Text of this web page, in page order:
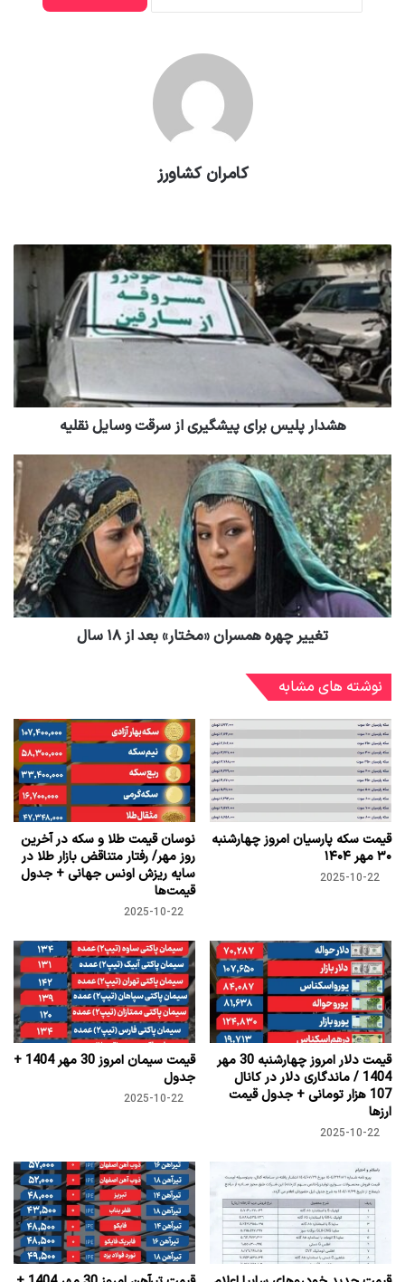
کامران کشاورز
هشدار پلیس برای پیشگیری از سرقت وسایل نقلیه
تغییر چهره همسران «مختار» بعد از ۱۸ سال
نوشته های مشابه
قیمت سکه پارسیان امروز چهارشنبه
۳۰ مهر ۱۴۰۴
2025-10-22
نوسان قیمت طلا و سکه در آخرین
روز مهر/ رفتار متناقض بازار طلا در
سایه ریزش اونس جهانی + جدول
قیمت‌ها
2025-10-22
قیمت دلار امروز چهارشنبه 30 مهر
1404 / ماندگاری دلار در کانال
107 هزار تومانی + جدول قیمت
ارزها
2025-10-22
قیمت سیمان امروز 30 مهر 1404 +
جدول
2025-10-22